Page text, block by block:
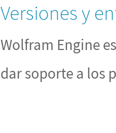
Versiones y
Wolfram Engine
dar soporte a los